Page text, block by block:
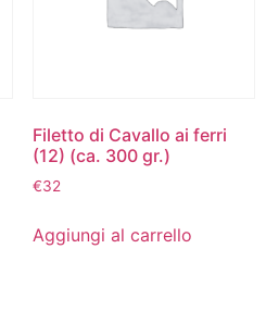
Filetto di Cavallo ai ferri
(12) (ca. 300 gr.)
€32
Aggiungi al carrello